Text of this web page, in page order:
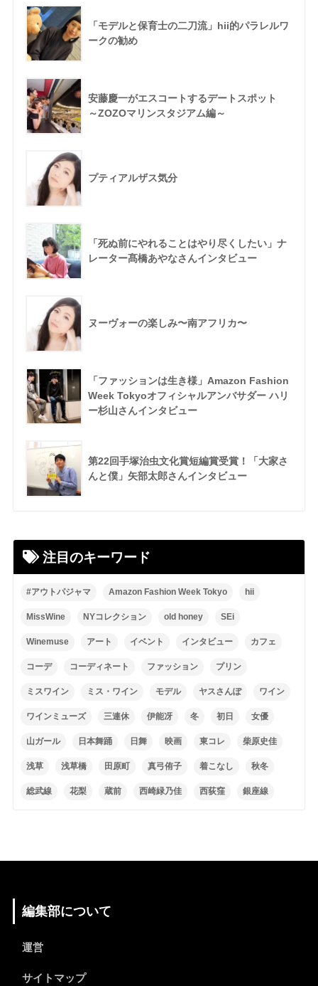
「モデルと保育士の二刀流」hii的パラレルワ
ークの勧め
安藤慶一がエスコートするデートスポット
～ZOZOマリンスタジアム編～
プティアルザス気分
「死ぬ前にやれることはやり尽くしたい」ナ
レーター髙橋あやなさんインタビュー
ヌーヴォーの楽しみ〜南アフリカ〜
「ファッションは生き様」Amazon Fashion
Week Tokyoオフィシャルアンバサダー ハリ
ー杉山さんインタビュー
第22回手塚治虫文化賞短編賞受賞！「大家さ
んと僕」矢部太郎さんインタビュー
注目のキーワード
#アウトパジャマ Amazon Fashion Week Tokyo hii
MissWine NYコレクション old honey SEi
Winemuse アート イベント インタビュー カフェ
コーデ コーディネート ファッション プリン
ミスワイン ミス・ワイン モデル ヤスさんぽ ワイン
ワインミューズ 三連休 伊能冴 冬 初日 女優
山ガール 日本舞踊 日舞 映画 東コレ 柴原史佳
浅草 浅草橋 田原町 真弓侑子 着こなし 秋冬
総武線 花梨 蔵前 西崎緑乃佳 西荻窪 銀座線
編集部について
運営
サイトマップ